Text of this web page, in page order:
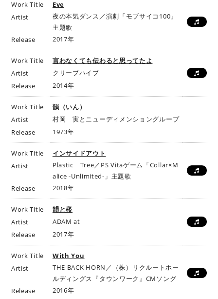
Work Title
Eve
Artist
夜の本気ダンス／演劇「モブサイコ100」
主題歌
Release
2017年
Work Title
言わなくても伝わると思ってたよ
Artist
クリープハイプ
Release
2014年
Work Title
韻（いん）
Artist
村岡 実とニューディメンショングループ
Release
1973年
Work Title
インサイドアウト
Artist
Plastic Tree／PS Vitaゲーム「Collar×M
alice -Unlimited-」主題歌
Release
2018年
Work Title
韻と楼
Artist
ADAM at
Release
2017年
Work Title
With You
Artist
THE BACK HORN／（株）リクルートホー
ルディングス『タウンワーク』CMソング
Release
2016年